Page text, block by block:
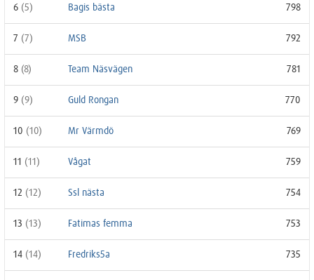
6 (5) Bagis bästa 798
7 (7) MSB 792
8 (8) Team Näsvägen 781
9 (9) Guld Rongan 770
10 (10) Mr Värmdö 769
11 (11) Vågat 759
12 (12) Ssl nästa 754
13 (13) Fatimas femma 753
14 (14) Fredriks5a 735